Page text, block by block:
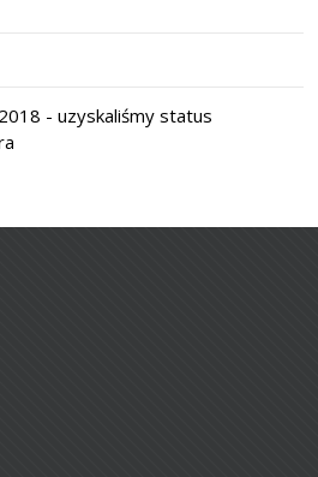
2018 - uzyskaliśmy status